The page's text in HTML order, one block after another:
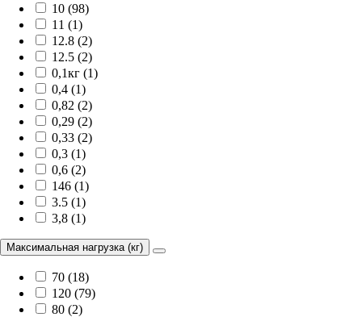
10 (98)
11 (1)
12.8 (2)
12.5 (2)
0,1кг (1)
0,4 (1)
0,82 (2)
0,29 (2)
0,33 (2)
0,3 (1)
0,6 (2)
146 (1)
3.5 (1)
3,8 (1)
Максимальная нагрузка (кг)
70 (18)
120 (79)
80 (2)